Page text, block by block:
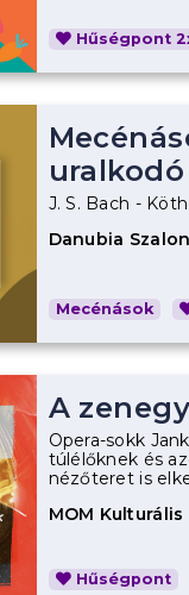
Hűségpont
uralkodó
J. S. Bach -
Danubia Szalon
Mecénások
A
Opera-sokk
túlélőknek és
nézőteret is
MOM
Hűségpont